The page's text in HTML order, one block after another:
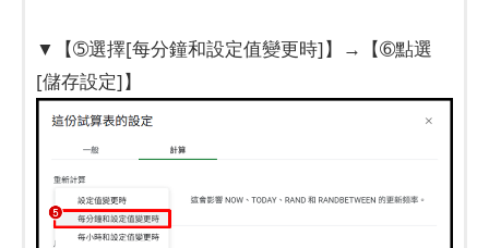
▼【➄選擇[每分鐘和設定值變更時]】→【➅點選
[儲存設定]】